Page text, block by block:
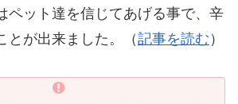
ペット達を信じてあげる事で、辛
とが出来ました。（記事を読む ）